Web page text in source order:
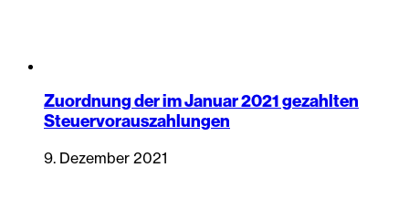
Zuordnung der im Januar 2021 gezahlten
Steuervorauszahlungen
9. Dezember 2021